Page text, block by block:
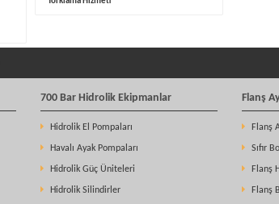
700 Bar Hidrolik Ekipmanlar
Hidrolik El Pompaları
Havalı Ayak Pompaları
Hidrolik Güç Üniteleri
Hidrolik Silindirler
Flanş
Flanş
Sıfır
Flanş
Flanş